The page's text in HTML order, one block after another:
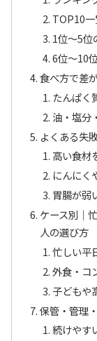
TOP10
1位〜5位
6位〜10
食べ方で差
たんぱく
油・塩分
よくある失
高い食材
にんにく
胃腸が弱
ケース別｜
人の選び方
忙しい平
外食・コ
子どもや
保管・管理
続けやす